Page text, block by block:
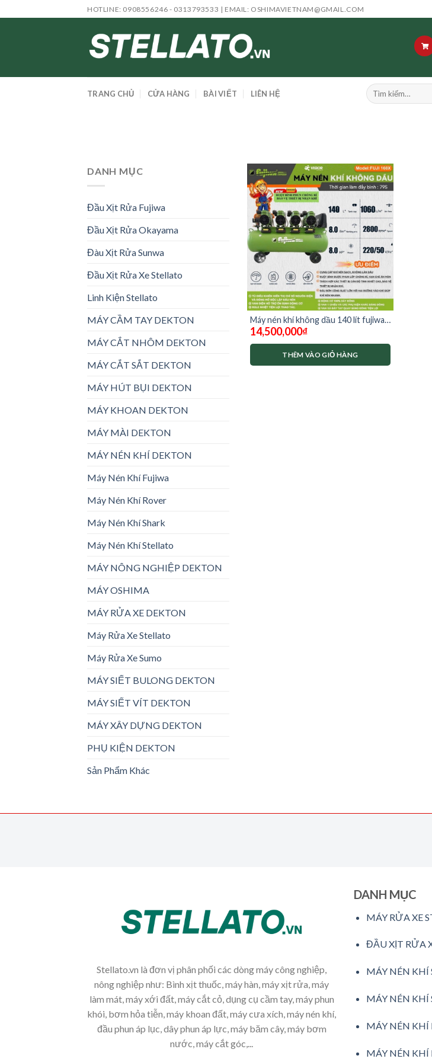
to
HOTLINE: 0908556246 - 0313793533 | EMAIL: OSHIMAVIETNAM@GMAIL.COM
TRANG CHỦ CỬA HÀNG BÀI VIẾT LIÊN HỆ
Tìm
kiếm:
DANH MỤC
Đầu Xịt Rửa Fujiwa
Đầu Xịt Rửa Okayama
Đàu Xịt Rửa Sunwa
Đầu Xịt Rửa Xe Stellato
Linh Kiện Stellato
MÁY CẦM TAY DEKTON
MÁY CẮT NHÔM DEKTON
MÁY CẮT SẮT DEKTON
MÁY HÚT BỤI DEKTON
MÁY KHOAN DEKTON
MÁY MÀI DEKTON
MÁY NÉN KHÍ DEKTON
Máy Nén Khí Fujiwa
Máy Nén Khí Rover
Máy Nén Khí Shark
Máy Nén Khí Stellato
MÁY NÔNG NGHIỆP DEKTON
MÁY OSHIMA
MÁY RỬA XE DEKTON
Máy Rửa Xe Stellato
Máy Rửa Xe Sumo
MÁY SIẾT BULONG DEKTON
MÁY SIẾT VÍT DEKTON
MÁY XÂY DỰNG DEKTON
PHỤ KIỆN DEKTON
Sản Phẩm Khác
Máy nén khí không dầu 140 lít fujiwa
fj160x
14,500,000₫
THÊM VÀO GIỎ HÀNG
Stellato.vn là đơn vị phân phối các dòng máy công nghiệp,
nông nghiệp như: Bình xịt thuốc, máy hàn, máy xịt rửa, máy
làm mát, máy xới đất, máy cắt cỏ, dụng cụ cầm tay, máy phun
khói, bơm hỏa tiễn, máy khoan đất, máy cưa xích, máy nén khí,
đầu phun áp lục, dây phun áp lực, máy băm cây, máy bơm
nước, máy cắt góc,...
DANH MỤC
MÁY RỬA XE
ĐẦU XỊT RỬA
MÁY NÉN KHÍ
MÁY NÉN KHÍ
MÁY NÉN KHÍ
MÁY NÉN KHÍ